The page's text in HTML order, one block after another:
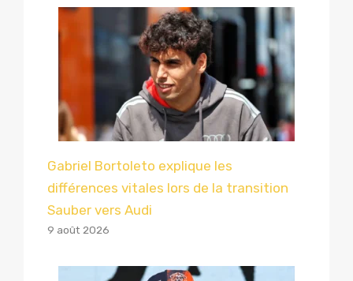
Gabriel Bortoleto explique les
différences vitales lors de la transition
Sauber vers Audi
9 août 2026